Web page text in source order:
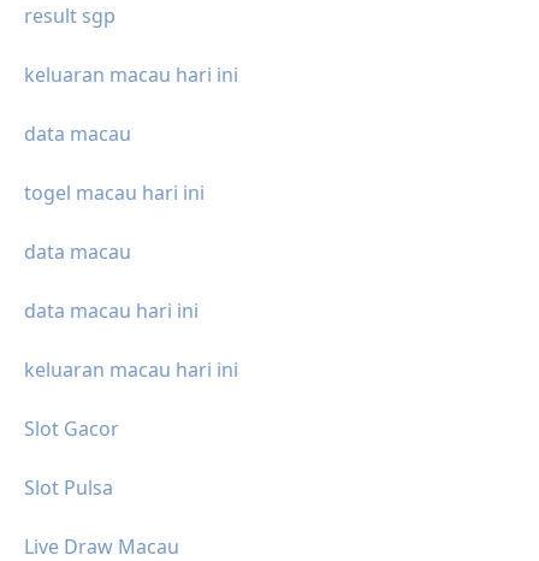
result sgp
keluaran macau hari ini
data macau
togel macau hari ini
data macau
data macau hari ini
keluaran macau hari ini
Slot Gacor
Slot Pulsa
Live Draw Macau